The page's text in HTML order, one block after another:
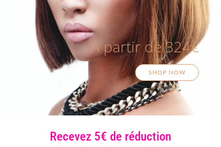
A partir de 324€
SHOP NOW
Recevez 5€ de réduction